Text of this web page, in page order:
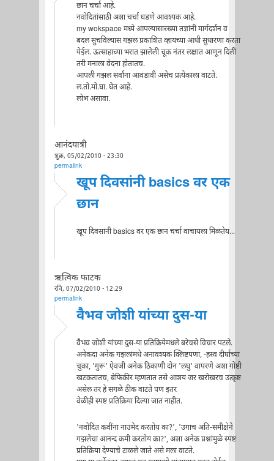
छान चर्चा आहे.
नवोदितांसाठी अशा चर्चा घडणे आवश्यक आहे.
my wokspace मध्ये आपल्यासारख्या तज्ञांनी मार्गदर्शन व
बदल सुचविल्यास गझल प्रकाशित व्हायच्या आधी सुधारणा करता
येईल. ऊत्साहाच्या भरात झालेली चूक नंतर लक्षात आणून दिली
तरी मनाला वेदना होतातच.
आपली गझल सर्वांना आवडावी असेच प्रत्येकाला वाटते.
ल.तो.मो.घा. घेत आहे.
लोभ असावा.
आनंदयात्री
शुक्र, 05/02/2010 - 23:30
permalink
खूप दिवसांनी basics वर एक
छान
खूप दिवसांनी basics वर एक छान चर्चा वाचायला मिळतेय...
ऋत्विक फाटक
रवि, 07/02/2010 - 12:29
permalink
वैभव जोशी यांच्या दुस-या
वैभव जोशी यांच्या दुस-या प्रतिक्रियेमधले बरेचसे विचार पटले.
अनेकदा अनेक गझलांमधे अनावश्यक क्लिष्टपणा, -हस्व दीर्घाच्या
चुका, 'गुरू' ऐवजी अनेक ठिकाणी दोन 'लघु' वापरणे अशा गोष्टी
खटकतातच, बेफिकीर म्हणतात तसे आशय जर खरोखरच उत्कृष्ट
असेल तर हे सगळे ठीक वाटते पण इतर
वेळीही स्पष्ट प्रतिक्रिया दिल्या जात नाहीत.
'नवोदित कवींना नाउमेद करतोय का?', 'उगाच अति-समीक्षेने
गझलेचा आनन्द कमी करतोय का?', अशा अनेक प्रश्नांमुळे स्पष्ट
प्रतिक्रिया देण्याचे टाळले जाते असे मला वाटते.